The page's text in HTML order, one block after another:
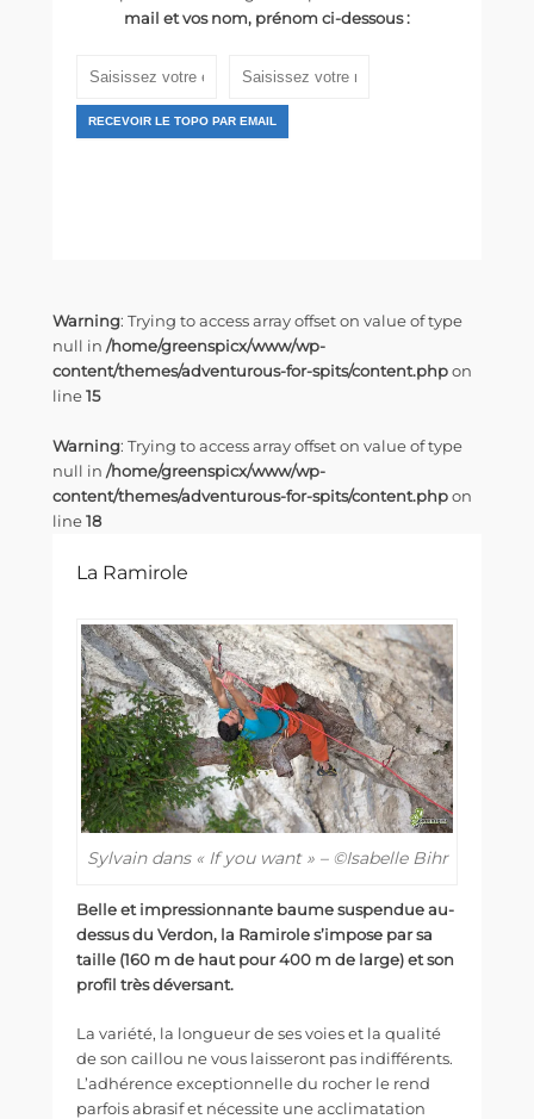
mail et vos nom, prénom ci-dessous :
RECEVOIR LE TOPO PAR EMAIL
Warning: Trying to access array offset on value of type
null in /home/greenspicx/www/wp-
content/themes/adventurous-for-spits/content.phpon
line15
Warning: Trying to access array offset on value of type
null in /home/greenspicx/www/wp-
content/themes/adventurous-for-spits/content.phpon
line18
La Ramirole
Sylvain dans « If you want » – ©Isabelle Bihr
Belle et impressionnante baume suspendue au-
dessus du Verdon, la Ramirole s’impose par sa
taille (160 m de haut pour 400 m de large) et son
profil très déversant.
La variété, la longueur de ses voies et la qualité
de son caillou ne vous laisseront pas indifférents.
L’adhérence exceptionnelle du rocher le rend
parfois abrasif et nécessite une acclimatation